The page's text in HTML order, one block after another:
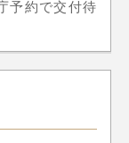
予約で交付待